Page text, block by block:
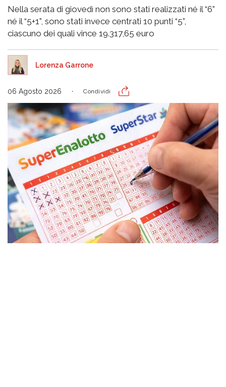
Nella serata di giovedì non sono stati realizzati né il “6”
né il “5+1”, sono stati invece centrati 10 punti “5”,
ciascuno dei quali vince 19.317,65 euro
Lorenza Garrone
06 Agosto 2026 Condividi